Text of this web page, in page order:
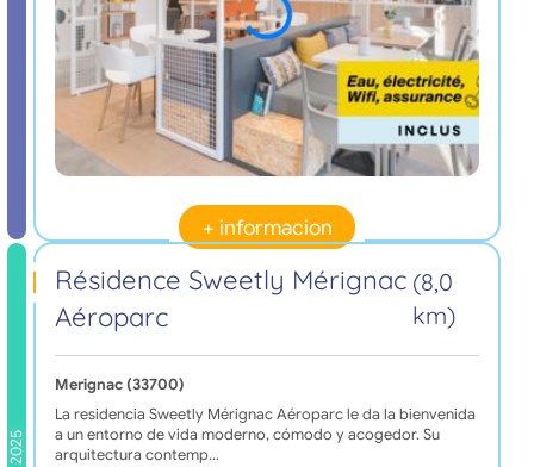
+ informacion
2025
Résidence Sweetly Mérignac
Aéroparc
(8,0
km)
Merignac (33700)
La residencia Sweetly Mérignac Aéroparc le da la bienvenida
a un entorno de vida moderno, cómodo y acogedor. Su
arquitectura contemp…